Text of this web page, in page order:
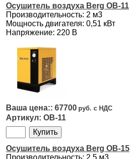
Осушитель воздуха Berg OB-11
Производительность: 2 м3
Мощность двигателя: 0,51 кВт
Напряжение: 220 В
67700
OB-11
Осушитель воздуха Berg OB-15
Производительность: 2,5 м3